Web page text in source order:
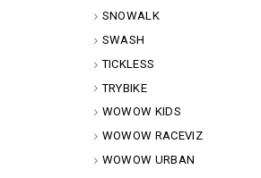
SNOWALK
SWASH
TICKLESS
TRYBIKE
WOWOW KIDS
WOWOW RACEVIZ
WOWOW URBAN